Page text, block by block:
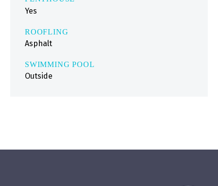
Yes
ROOFLING
Asphalt
SWIMMING POOL
Outside